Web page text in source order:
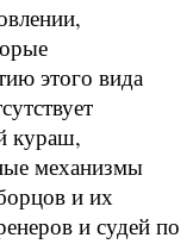
этого вида
кураш,
механизмы
и их
и судей по